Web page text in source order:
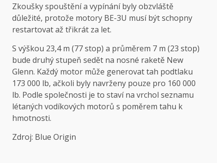
Zkoušky spouštění a vypínání byly obzvláště
důležité, protože motory BE-3U musí být schopny
restartovat až třikrát za let.
S výškou 23,4 m (77 stop) a průměrem 7 m (23 stop)
bude druhý stupeň sedět na nosné raketě New
Glenn. Každý motor může generovat tah podtlaku
173 000 lb, ačkoli byly navrženy pouze pro 160 000
lb. Podle společnosti je to staví na vrchol seznamu
létaných vodíkových motorů s poměrem tahu k
hmotnosti.
Zdroj: Blue Origin